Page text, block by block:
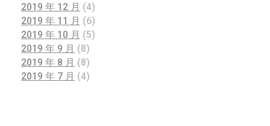
2019 年 12 月 (4)
2019 年 11 月 (6)
2019 年 10 月 (5)
2019 年 9 月 (8)
2019 年 8 月 (8)
2019 年 7 月 (4)